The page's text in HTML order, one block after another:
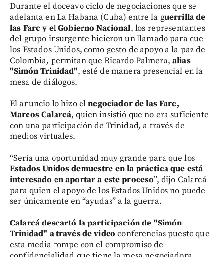
Durante el doceavo ciclo de negociaciones que se
adelanta en La Habana (Cuba) entre la guerrilla de
las Farc y el Gobierno Nacional, los representantes
del grupo insurgente hicieron un llamado para que
los Estados Unidos, como gesto de apoyo a la paz de
Colombia, permitan que Ricardo Palmera, alias
"Simón Trinidad", esté de manera presencial en la
mesa de diálogos.
El anuncio lo hizo elnegociador de las Farc,
Marcos Calarcá, quien insistió que no era suficiente
con una participación de Trinidad, a través de
medios virtuales.
“Sería una oportunidad muy grande para que los
Estados Unidos demuestre en la práctica que está
interesado en aportar a este proceso”, dijo Calarcá
para quien el apoyo de los Estados Unidos no puede
ser únicamente en “ayudas” a la guerra.
Calarcá descartó la participación de "Simón
Trinidad" a través de video conferencias puesto que
esta media rompe con el compromiso de